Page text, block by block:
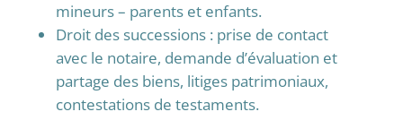
mineurs– parents et enfants.
Droit des successions: prise de contact
avec le notaire, demande d’évaluation et
partage des biens, litiges patrimoniaux,
contestations de testaments.